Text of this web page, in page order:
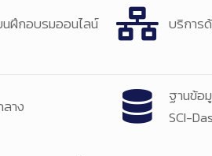
นฝึกอบรมออนไลน์ บริการ
าง
ฐานข้อ
SCI-